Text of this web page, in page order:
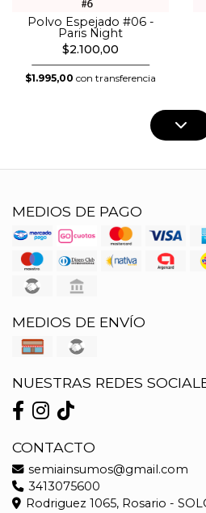
Polvo Espejado #06 -
Paris Night
$2.100,00
$1.995,00 con transferencia
MEDIOS DE PAGO
MEDIOS DE ENVÍO
NUESTRAS REDES
CONTACTO
semiainsumos@gmail.com
3413075600
Rodriguez 1065, Rosario -